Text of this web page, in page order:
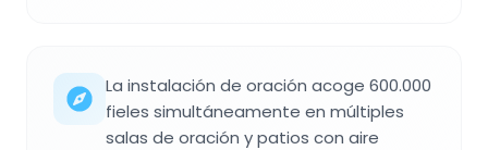
La instalación de oración acoge 600.000
fieles simultáneamente en múltiples
salas de oración y patios con aire